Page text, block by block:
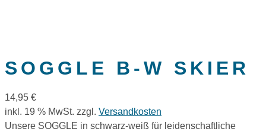
SOGGLE B-W SKIER
14,95 €
inkl. 19 % MwSt. zzgl. Versandkosten
Unsere SOGGLE in schwarz-weiß für leidenschaftliche